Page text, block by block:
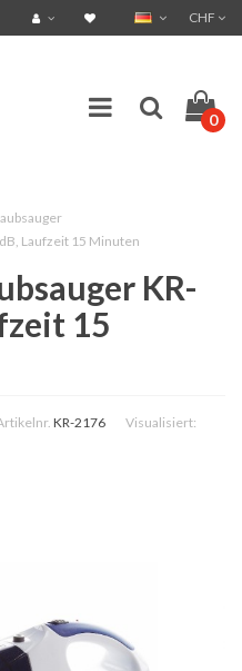
CHF
0
Laufzeit 15 Minuten
KR-
15
KR-2176
Visualisiert: